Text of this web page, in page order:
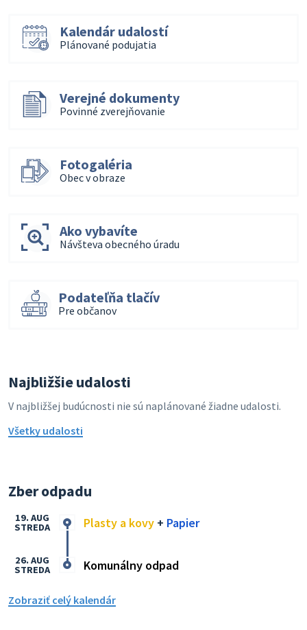
Kalendár udalostí
Plánované podujatia
Verejné dokumenty
Povinné zverejňovanie
Fotogaléria
Obec v obraze
Ako vybavíte
Návšteva obecného úradu
Podateľňa tlačív
Pre občanov
Najbližšie udalosti
V najbližšej budúcnosti nie sú naplánované žiadne udalosti.
Všetky udalosti
Zber odpadu
Plasty a kovy + Papier
19. AUG
STREDA
Komunálny odpad
26. AUG
STREDA
Zobraziť celý kalendár